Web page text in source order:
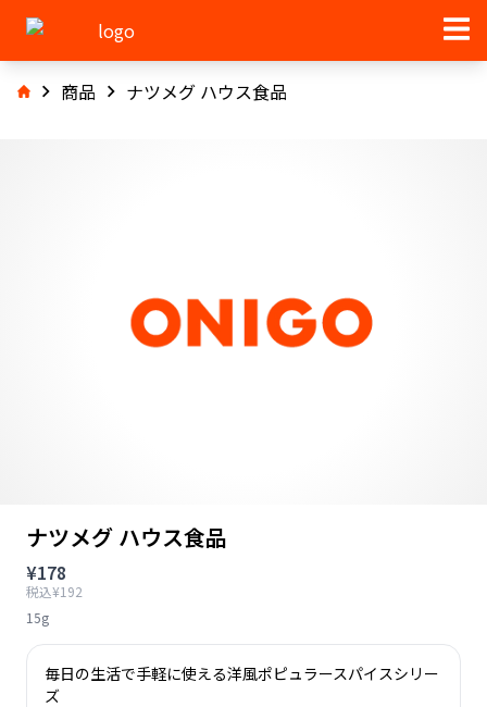
商品 ナツメグ ハウス食品
ナツメグ ハウス食品
¥178
税込¥192
15g
毎日の生活で手軽に使える洋風ポピュラースパイスシリー
ズ